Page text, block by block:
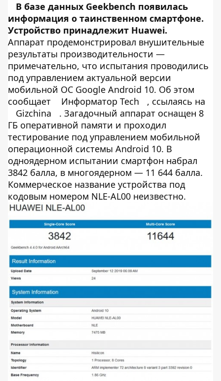
В базе данных Geekbench появилась
информация о таинственном смартфоне.
Устройство принадлежит Huawei.
Аппарат продемонстрировал внушительные
результаты производительности —
примечательно, что испытания проводились
под управлением актуальной версии
мобильной ОС Google Android 10. Об этом
сообщает
Информатор Tech
, ссылаясь на
Gizchina
. Загадочный аппарат оснащен 8
ГБ оперативной памяти и проходил
тестирование под управлением мобильной
операционной системы Android 10. В
одноядерном испытании смартфон набрал
3842 балла, в многоядерном — 11 644 балла.
Коммерческое название устройства под
кодовым номером NLE-AL00 неизвестно.